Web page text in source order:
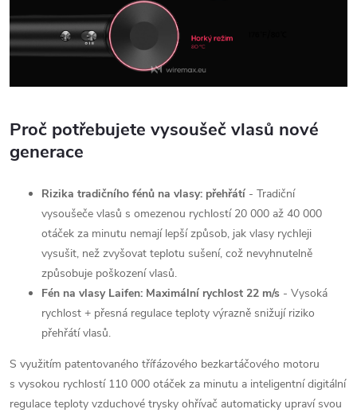
Proč potřebujete vysoušeč vlasů nové
generace
Rizika tradičního fénů na vlasy: přehřátí - Tradiční
vysoušeče vlasů s omezenou rychlostí 20 000 až 40 000
otáček za minutu nemají lepší způsob, jak vlasy rychleji
vysušit, než zvyšovat teplotu sušení, což nevyhnutelně
způsobuje poškození vlasů.
Fén na vlasy Laifen: Maximální rychlost 22 m/s - Vysoká
rychlost + přesná regulace teploty výrazně snižují riziko
přehřátí vlasů.
S využitím patentovaného třífázového bezkartáčového motoru
s vysokou rychlostí 110 000 otáček za minutu a inteligentní digitální
regulace teploty vzduchové trysky ohřívač automaticky upraví svou